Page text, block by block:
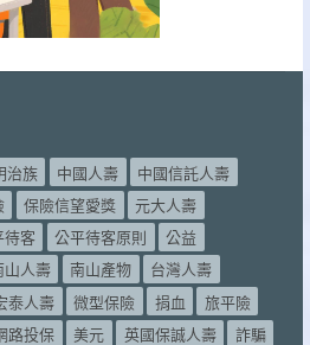
治族 中國人壽
中國信託人壽
保險信望愛獎
元大人壽
待客 公平待客原則
公益
山人壽 南山產物
台灣人壽
泰人壽 微型保險 捐血
旅平險
路投保 美元 英國保誠人壽
詐騙